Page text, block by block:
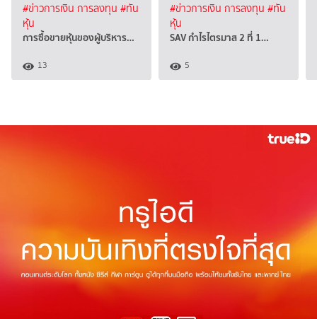
#ข่าวการเงิน การลงทุน #ทัน
หุ้น
การซื้อขายหุ้นของผู้บริหาร…
13
#ข่าวการเงิน การลงทุน #ทัน
หุ้น
SAV กำไรไตรมาส 2 ที่ 1…
5